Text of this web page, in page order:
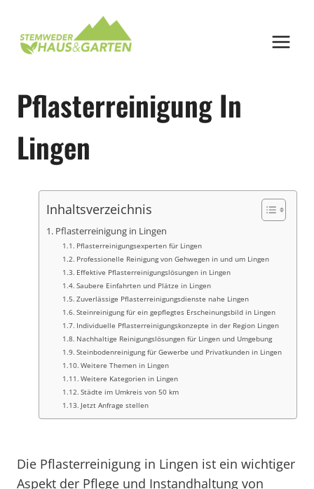
springen
Pflasterreinigung In
Lingen
Inhaltsverzeichnis
Pflasterreinigung in Lingen
Pflasterreinigungsexperten für Lingen
Professionelle Reinigung von Gehwegen in und um Lingen
Effektive Pflasterreinigungslösungen in Lingen
Saubere Einfahrten und Plätze in Lingen
Zuverlässige Pflasterreinigungsdienste nahe Lingen
Steinreinigung für ein gepflegtes Erscheinungsbild in Lingen
Individuelle Pflasterreinigungskonzepte in der Region Lingen
Nachhaltige Reinigungslösungen für Lingen und Umgebung
Steinbodenreinigung für Gewerbe und Privatkunden in Lingen
Weitere Themen in Lingen
Weitere Kategorien in Lingen
Städte im Umkreis von 50 km
Jetzt Anfrage stellen
Die Pflasterreinigung in Lingen ist ein wichtiger
Aspekt der Pflege und Instandhaltung von